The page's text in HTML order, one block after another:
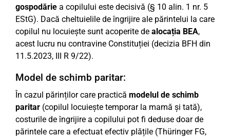
gospodărie a copilului este decisivă (§ 10 alin. 1 nr. 5
EStG). Dacă cheltuielile de îngrijire ale părintelui la care
copilul nu locuiește sunt acoperite de alocația BEA,
acest lucru nu contravine Constituției (decizia BFH din
11.5.2023, III R 9/22).
Model de schimb paritar:
În cazul părinților care practică modelul de schimb
paritar (copilul locuiește temporar la mamă și tată),
costurile de îngrijire a copilului pot fi deduse doar de
părintele care a efectuat efectiv plățile (Thüringer FG,